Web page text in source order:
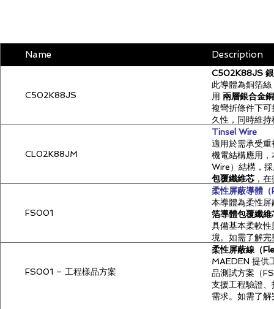
Name Description
C502K88JS
C502K88JS 銀
此導體為銅箔
用 兩層銀合金
複彎折條件下
久性，同時維
常適用於 穿戴
測器、機器人
需了解完整結
試說明，請參考
導體規格
外徑（OD）：
導體結構：2 層
直流電阻（
拉力值：2.8 kg
CL02K88JM
Tinsel Wire
適用於需承受
機電結構應用
Wire）結構，
包覆纖維芯 ，
提供穩定的電
結構特別適合
訊號線路、可
備高彎折壽命
用環境。如需
性與相關測試
明頁。
導體規格
外徑（OD）：
FS001
柔性屏蔽導體
本導體為柔性
箔導體包覆纖維
具備基本柔軟
境。如需了解
資訊（Flexible
Shielding），
頁。
規格說明
FS001 – 工程樣品方案
柔性屏蔽線（
MAEDEN 提供
品測試方案（
支援工程驗證
需求。如需了